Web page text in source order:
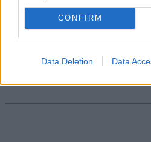
CONFIRM
Data Deletion Data